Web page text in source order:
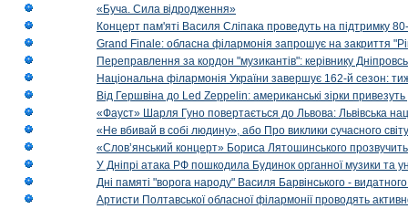
«Буча. Сила відродження»
Концерт пам'яті Василя Сліпака проведуть на підтримку
Grand Finale: обласна філармонія запрошує на закриття
Переправлення за кордон "музикантів": керівнику
Національна філармонія України завершує 162-й сезон:
Від Гершвіна до Led Zeppelin: американські зірки
«Фауст» Шарля Гуно повертається до Львова: Львівська
«Не вбивай в собі людину», або Про виклики сучасного світу
«Слов’янський концерт» Бориса Лятошинського
У Дніпрі атака РФ пошкодила Будинок органної музики та
Дні памяті "ворога народу" Василя Барвінського -
Артисти Полтавської обласної філармонії проводять